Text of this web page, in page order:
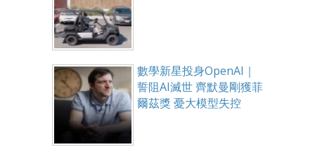
數學新星投身OpenAI｜
誓阻AI滅世 齊默曼剛獲菲
爾茲獎 憂大模型失控